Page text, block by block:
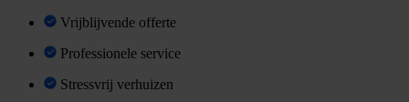
Vrijblijvende offerte
Professionele service
Stressvrij verhuizen